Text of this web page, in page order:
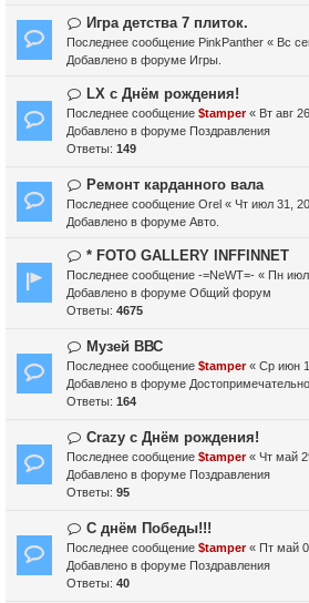
е
и
е
с
о
щ
н
Н
о
в
е
с
о
о
щ
н
е
Игра детства 7 плиток.
Последнее сообщение PinkPanther « Вс
Добавлено в форуме Игры.
Н
о
в
о
с
о
щ
н
LX с Днём рождения!
Последнее сообщение $tamper« Вт авг
Добавлено в форуме Поздравления
Ответы: 149
Н
о
в
е
с
о
о
щ
н
Ремонт карданного вала
Последнее сообщение Orel « Чт июл 31,
Добавлено в форуме Авто.
Н
о
в
о
с
о
е
и
е
* FOTO GALLERY INFFINNET
Последнее сообщение -=NeWT=- « Пн
Добавлено в форуме Общий форум
Ответы: 4675
Н
о
в
о
с
о
е
и
е
Музей ВВС
Последнее сообщение $tamper« Ср июн
Добавлено в форуме
Ответы: 164
Н
о
в
о
с
о
Crazy с Днём рождения!
Последнее сообщение $tamper« Чт май
Добавлено в форуме Поздравления
Ответы: 95
Н
о
в
о
С днём Победы!!!
Последнее сообщение $tamper« Пт май
Добавлено в форуме Поздравления
Ответы: 40